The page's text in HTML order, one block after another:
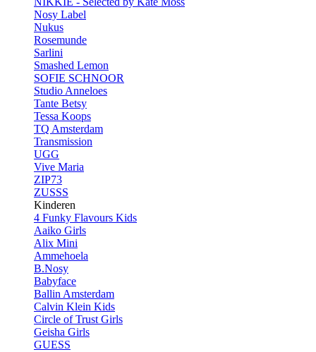
Nosy Label
Nukus
Rosemunde
Sarlini
Smashed Lemon
SOFIE SCHNOOR
Studio Anneloes
Tante Betsy
Tessa Koops
TQ Amsterdam
Transmission
UGG
Vive Maria
ZIP73
ZUSSS
Kinderen
4 Funky Flavours Kids
Aaiko Girls
Alix Mini
Ammehoela
B.Nosy
Babyface
Ballin Amsterdam
Calvin Klein Kids
Circle of Trust Girls
Geisha Girls
GUESS